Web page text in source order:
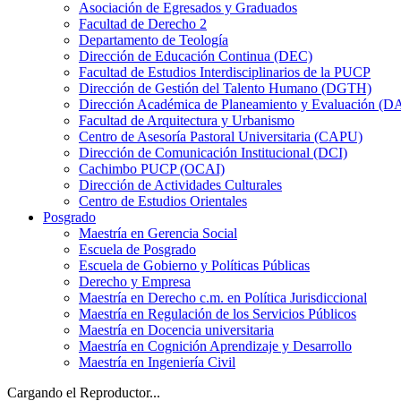
Asociación de Egresados y Graduados
Facultad de Derecho 2
Departamento de Teología
Dirección de Educación Continua (DEC)
Facultad de Estudios Interdisciplinarios de la PUCP
Dirección de Gestión del Talento Humano (DGTH)
Dirección Académica de Planeamiento y Evaluación
Facultad de Arquitectura y Urbanismo
Centro de Asesoría Pastoral Universitaria (CAPU)
Dirección de Comunicación Institucional (DCI)
Cachimbo PUCP (OCAI)
Dirección de Actividades Culturales
Centro de Estudios Orientales
Posgrado
Maestría en Gerencia Social
Escuela de Posgrado
Escuela de Gobierno y Políticas Públicas
Derecho y Empresa
Maestría en Derecho c.m. en Política Jurisdiccional
Maestría en Regulación de los Servicios Públicos
Maestría en Docencia universitaria
Maestría en Cognición Aprendizaje y Desarrollo
Maestría en Ingeniería Civil
Cargando el Reproductor...